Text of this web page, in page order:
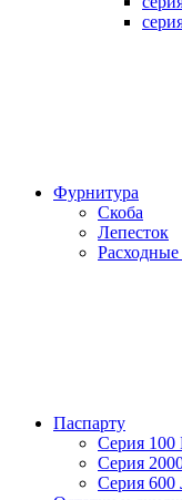
Фурнитура
Скоба
Лепесток
Паспарту
Серия 100
Серия
Серия 600